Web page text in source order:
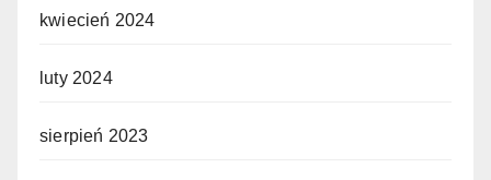
kwiecień 2024
luty 2024
sierpień 2023